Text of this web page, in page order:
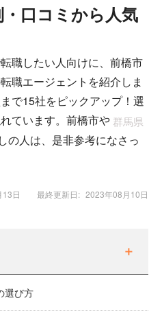
口コミから人気
職したい人向けに、前橋市
職エージェントを紹介しま
で15社をピックアップ！選
ています。前橋市や 群馬県
の人は、是非参考になさっ
日 最終更新日: 2023年08月10日
選び方